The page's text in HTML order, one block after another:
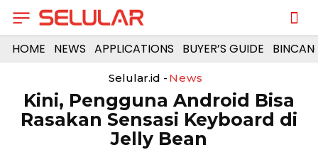
HOME NEWS APPLICATIONS BUYER’S GUIDE
Selular.id - News
Kini, Pengguna Android Bisa
Rasakan Sensasi Keyboard di
Jelly Bean